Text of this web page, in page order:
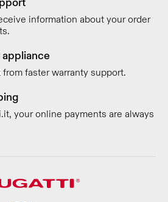
information about your order
faster warranty support.
your online payments are always